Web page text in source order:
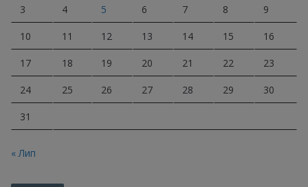
3 4 5 6 7 8 9
10 11 12 13 14 15 16
17 18 19 20 21 22 23
24 25 26 27 28 29 30
31
« Лип